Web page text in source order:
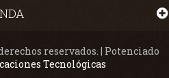
reservados. | Potenciado
Tecnológicas